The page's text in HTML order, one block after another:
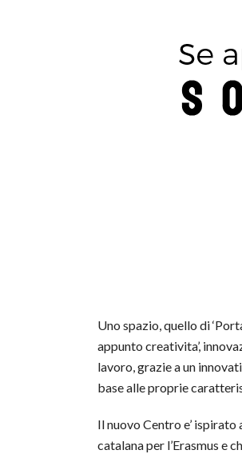
Uno spazio, quello di
appunto creativita’,
lavoro, grazie a un
base alle proprie
Il nuovo Centro e’ ispirato
catalana per l’Erasmus e